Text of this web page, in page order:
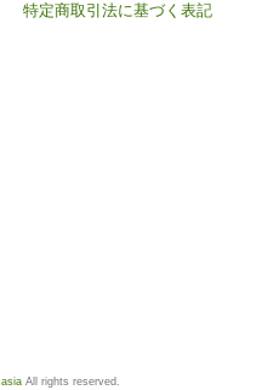
特定商取引法に基づく表記
All rights reserved.